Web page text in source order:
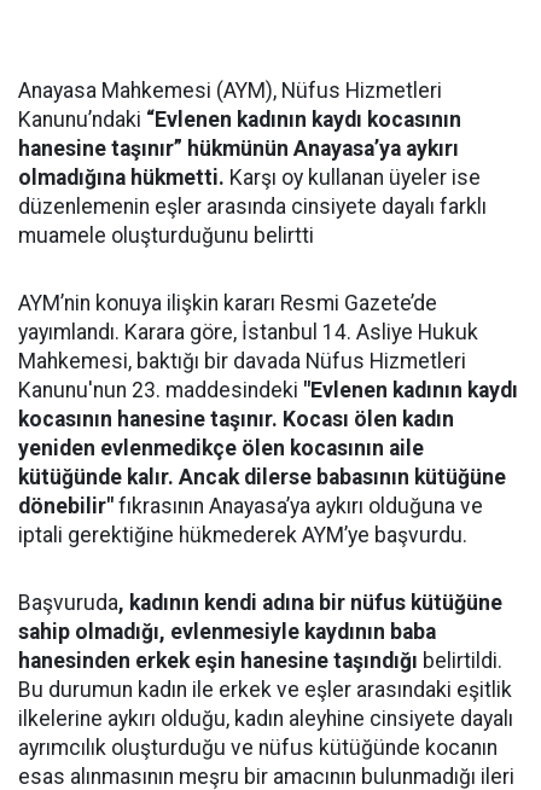
Anayasa Mahkemesi (AYM), Nüfus Hizmetleri
Kanunu’ndaki “Evlenen kadının kaydı kocasının
hanesine taşınır” hükmünün Anayasa’ya aykırı
olmadığına hükmetti. Karşı oy kullanan üyeler ise
düzenlemenin eşler arasında cinsiyete dayalı farklı
muamele oluşturduğunu belirtti
AYM’nin konuya ilişkin kararı Resmi Gazete’de
yayımlandı. Karara göre, İstanbul 14. Asliye Hukuk
Mahkemesi, baktığı bir davada Nüfus Hizmetleri
Kanunu'nun 23. maddesindeki "Evlenen kadının kaydı
kocasının hanesine taşınır. Kocası ölen kadın
yeniden evlenmedikçe ölen kocasının aile
kütüğünde kalır. Ancak dilerse babasının kütüğüne
dönebilir" fıkrasının Anayasa’ya aykırı olduğuna ve
iptali gerektiğine hükmederek AYM’ye başvurdu.
Başvuruda, kadının kendi adına bir nüfus kütüğüne
sahip olmadığı, evlenmesiyle kaydının baba
hanesinden erkek eşin hanesine taşındığı belirtildi.
Bu durumun kadın ile erkek ve eşler arasındaki eşitlik
ilkelerine aykırı olduğu, kadın aleyhine cinsiyete dayalı
ayrımcılık oluşturduğu ve nüfus kütüğünde kocanın
esas alınmasının meşru bir amacının bulunmadığı ileri